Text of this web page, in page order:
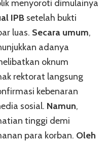
menyoroti dimulainya
IPB setelah bukti
luas. Secara umum,
adanya
oknum
rektorat langsung
kebenaran
sosial. Namun,
tinggi demi
para korban. Oleh